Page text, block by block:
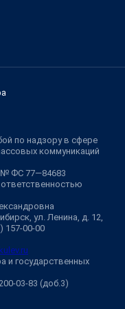
по надзору в сфере
коммуникаций
ФС 77—84683
ул. Ленина, д. 12,
157-00-00
и государственных
200-03-83 (доб.3)